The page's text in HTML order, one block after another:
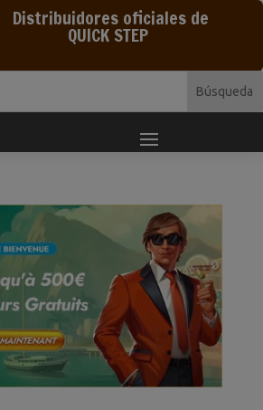
Distribuidores oficiales de
QUICK STEP